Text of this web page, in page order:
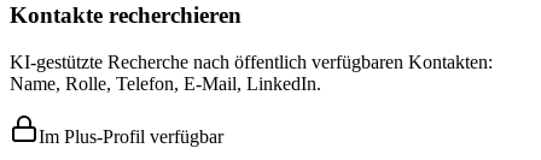
Kontakte recherchieren
KI-gestützte Recherche nach öffentlich verfügbaren Kontakten:
Name, Rolle, Telefon, E-Mail, LinkedIn.
Im Plus-Profil verfügbar